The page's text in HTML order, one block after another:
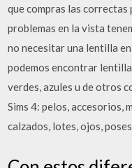
que compras las correctas
problemas en la vista
no necesitar una lentilla
podemos encontrar
verdes, azules u de otros
Sims 4: pelos, accesorios,
calzados, lotes, ojos,